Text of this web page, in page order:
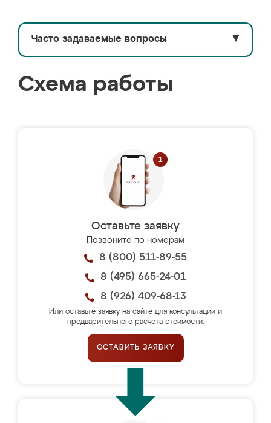
Часто задаваемые вопросы ▼
Схема работы
Оставьте заявку
Позвоните по номерам
8 (800) 511-89-55
8 (495) 665-24-01
8 (926) 409-68-13
Или оставьте заявку на сайте для консультации и
предварительного расчёта стоимости.
ОСТАВИТЬ ЗАЯВКУ